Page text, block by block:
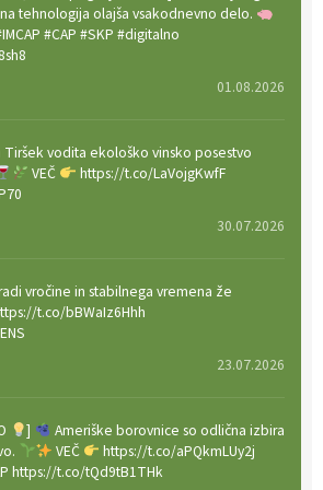
tehnologija olajša vsakodnevno delo.
#CAP #SKP #digitalno
01.08.2026
Tiršek vodita ekološko vinsko posestvo
VEČ
https://t.co/LaVojgKwfF
30.07.2026
vročine in stabilnega vremena že
t.co/bBWaIz6Hhh
23.07.2026
]
Ameriške borovnice so odlična izbira
VEČ
https://t.co/aPQkmLUy2j
https://t.co/tQd9tB1THk